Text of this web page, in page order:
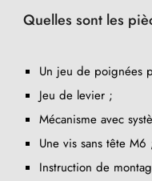
Quelles sont les
Un jeu de poignées
Jeu de levier ;
Mécanisme avec
Une vis sans tête M6
Instruction de